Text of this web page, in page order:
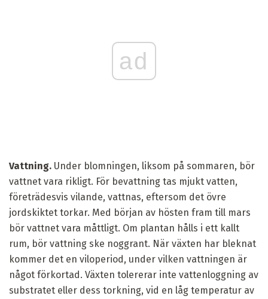
ad
Vattning. Under blomningen, liksom på sommaren, bör
vattnet vara rikligt. För bevattning tas mjukt vatten,
företrädesvis vilande, vattnas, eftersom det övre
jordskiktet torkar. Med början av hösten fram till mars
bör vattnet vara måttligt. Om plantan hålls i ett kallt
rum, bör vattning ske noggrant. När växten har bleknat
kommer det en viloperiod, under vilken vattningen är
något förkortad. Växten tolererar inte vattenloggning av
substratet eller dess torkning, vid en låg temperatur av